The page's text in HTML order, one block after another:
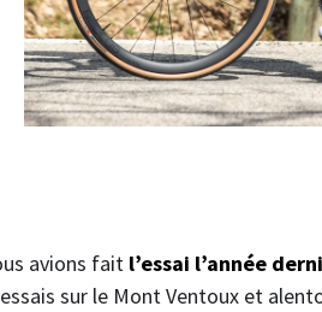
avions fait l’essai l’année
sur le Mont Ventoux et